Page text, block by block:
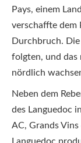
Pays, einem
verschaffte dem
Durchbruch.
folgten, und das
nördlich
Neben dem
des Languedoc
AC, Grands